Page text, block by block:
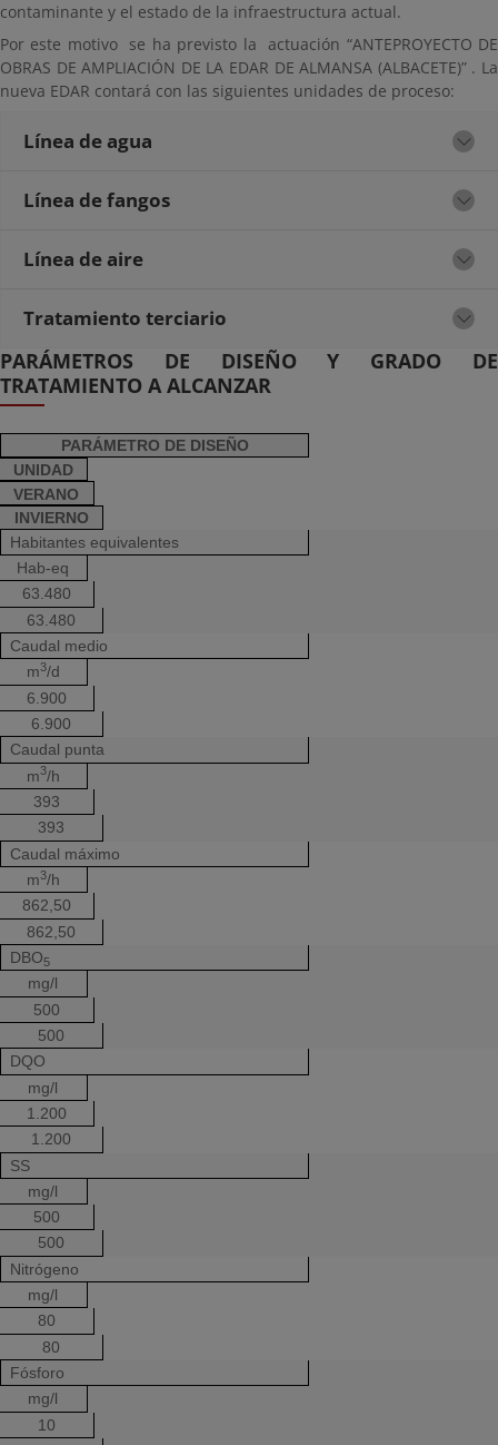
contaminante y el estado de la infraestructura actual.
Por este motivo se ha previsto la actuación “ANTEPROYECTO DE
OBRAS DE AMPLIACIÓN DE LA EDAR DE ALMANSA (ALBACETE)” . La
nueva EDAR contará con las siguientes unidades de proceso:
Línea de agua
Línea de fangos
Línea de aire
Tratamiento terciario
PARÁMETROS DE DISEÑO Y GRADO DE
TRATAMIENTO A ALCANZAR
PARÁMETRO DE DISEÑO
UNIDAD
VERANO
INVIERNO
Habitantes equivalentes
Hab-eq
63.480
63.480
Caudal medio
m3/d
6.900
6.900
Caudal punta
m3/h
393
393
Caudal máximo
m3/h
862,50
862,50
DBO5
mg/l
500
500
DQO
mg/l
1.200
1.200
SS
mg/l
500
500
Nitrógeno
mg/l
80
80
Fósforo
mg/l
10